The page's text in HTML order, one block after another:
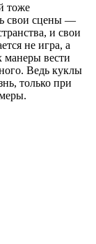
тоже
свои сцены —
и свои
не игра, а
манеры вести
Ведь куклы
только при